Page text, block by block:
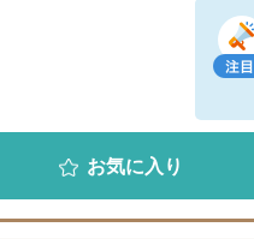
お気に入り